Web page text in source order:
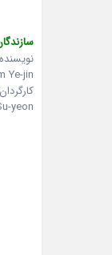
Ye-jin
yeon